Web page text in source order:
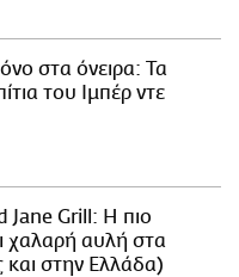
στα όνειρα: Τα
του Ιμπέρ ντε
Jane Grill: Η πιο
χαλαρή αυλή στα
και στην Ελλάδα)